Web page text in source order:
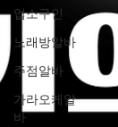
업소구인
노래방알바
주점알바
가라오케알
바